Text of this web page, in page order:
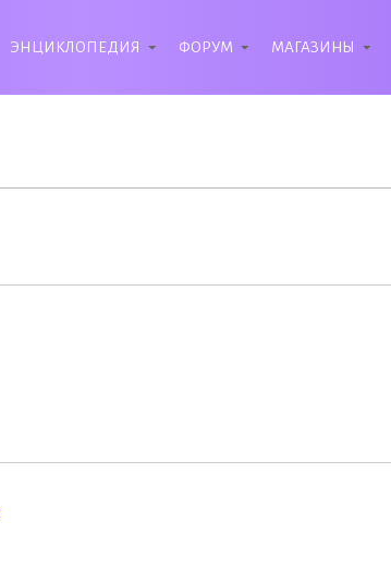
ЭНЦИКЛОПЕДИЯ ФОРУМ МАГАЗИНЫ